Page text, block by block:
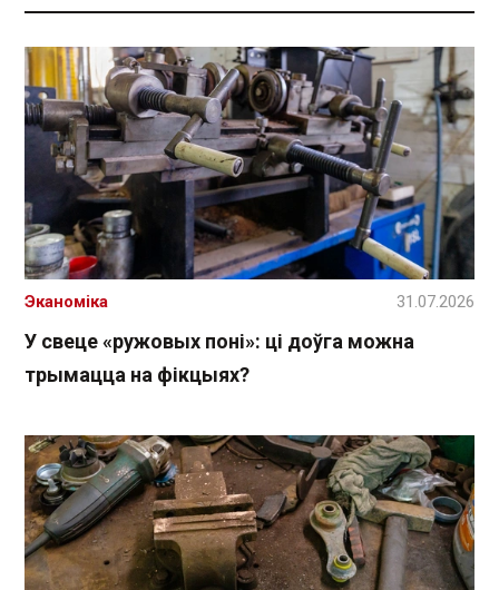
У свеце «ружовых поні»: ці доўга можна
трымацца на фікцыях?
Эканоміка 31.07.2026